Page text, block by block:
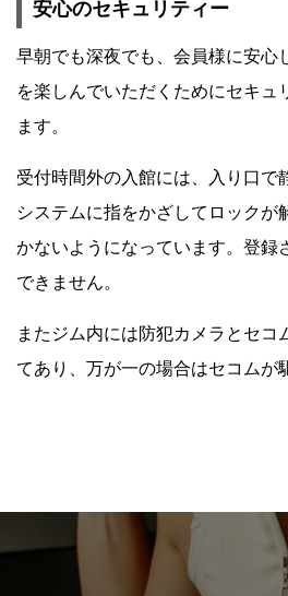
安心のセキュリティー
早朝でも深夜でも、会員様に安心
を楽しんでいただくためにセキュ
ます。
受付時間外の入館には、入り口で
システムに指をかざしてロックが
かないようになっています。登録
できません。
またジム内には防犯カメラとセコ
てあり、万が一の場合はセコムが